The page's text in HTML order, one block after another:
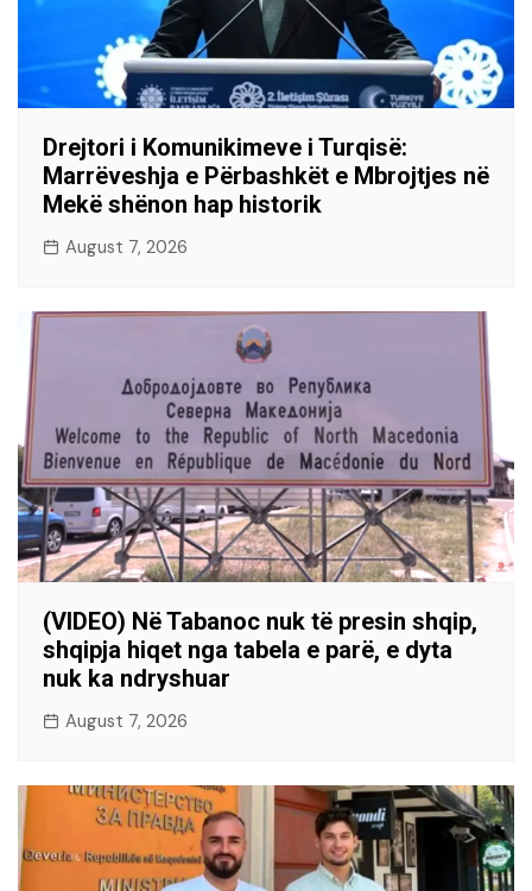
Drejtori i Komunikimeve i Turqisë:
Marrëveshja e Përbashkët e Mbrojtjes në
Mekë shënon hap historik
August 7, 2026
(VIDEO) Në Tabanoc nuk të presin shqip,
shqipja hiqet nga tabela e parë, e dyta
nuk ka ndryshuar
August 7, 2026